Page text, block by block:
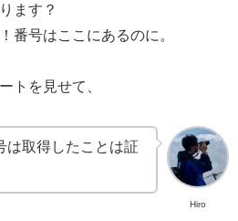
ます？
番号はここにあるのに。
トを見せて、
Hiro
は取得したことは証